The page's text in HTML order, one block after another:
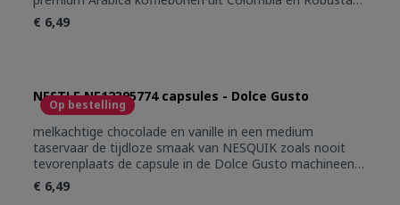
koffiebonen uit Vietnam. Afgetopt met een royale,
fluweelzachte cremalaag.
€ 6,49
Op bestelling
NESTLE NE12395774 capsules - Dolce Gusto
melkachtige chocolade en vanille in een medium
taservaar de tijdloze smaak van NESQUIK zoals nooit
tevorenplaats de capsule in de Dolce Gusto machineen
geniet van jouw favoriete chocoladedrank met heerlijke
schuimlaagkan zowel warm als koud gebruikt worden
€ 6,49